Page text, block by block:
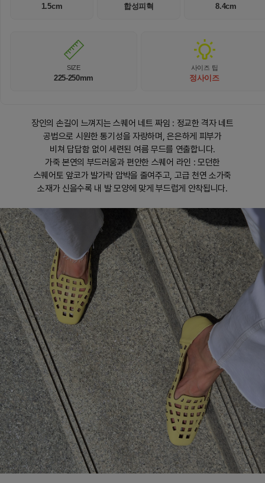
1.5cm 합성피혁 8.4cm
SIZE
225-250mm
사이즈 팁
정사이즈
장인의 손길이 느껴지는 스퀘어 네트 짜임 : 정교한 격자 네트
공법으로 시원한 통기성을 자랑하며, 은은하게 피부가
비쳐 답답함 없이 세련된 여름 무드를 연출합니다.
가죽 본연의 부드러움과 편안한 스퀘어 라인 : 모던한
스퀘어토 앞코가 발가락 압박을 줄여주고, 고급 천연 소가죽
소재가 신을수록 내 발 모양에 맞게 부드럽게 안착됩니다.